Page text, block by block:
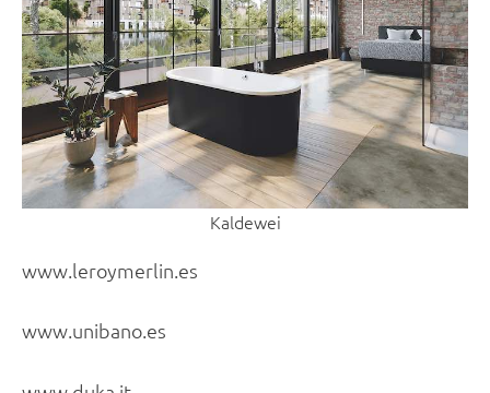
Kaldewei
www.leroymerlin.es
www.unibano.es